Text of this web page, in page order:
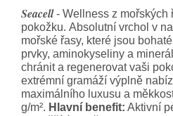
Seacell - Wellness z mořských
pokožku. Absolutní vrchol v
mořské řasy, které jsou
prvky, aminokyseliny a
chránit a regenerovat vaši
extrémní gramáží výplně
maximálního luxusu a
g/m². Hlavní benefit: Aktivní